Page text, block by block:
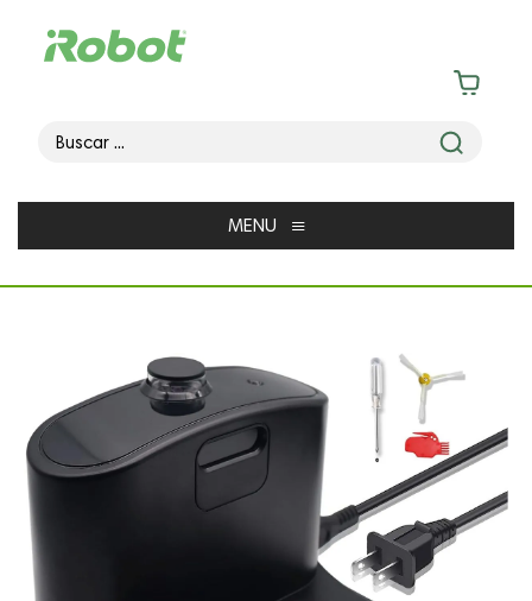
MENU ≡